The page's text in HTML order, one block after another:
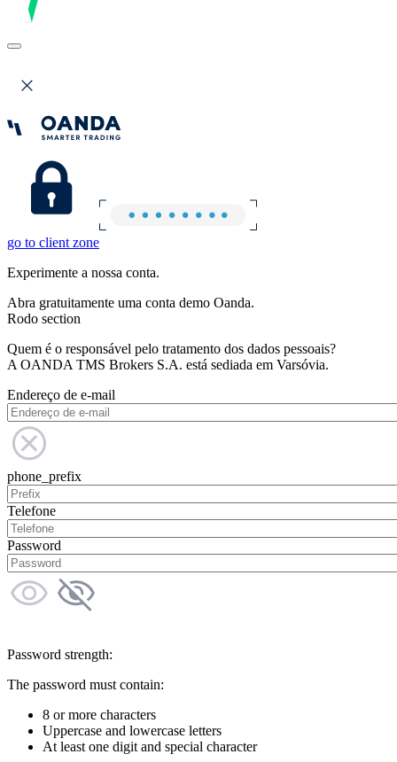
go to client zone
Experimente a nossa conta.
Abra gratuitamente uma conta demo Oanda.
Rodo section
Quem é o responsável pelo tratamento dos dados pessoais?
A OANDA TMS Brokers S.A. está sediada em Varsóvia.
Endereço de e-mail
phone_prefix
Telefone
Password
Password strength:
The password must contain:
8 or more characters
Uppercase and lowercase letters
At least one digit and special character